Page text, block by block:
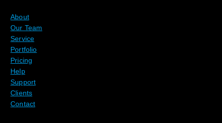
About
Our Team
Service
Portfolio
Pricing
Help
Support
Clients
Contact